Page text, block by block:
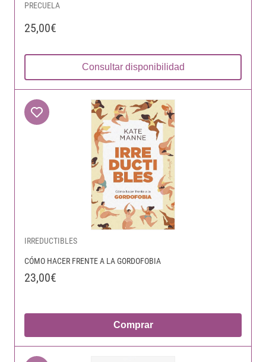
PRECUELA
25,00€
Consultar disponibilidad
IRREDUCTIBLES
CÓMO HACER FRENTE A LA GORDOFOBIA
23,00€
Comprar